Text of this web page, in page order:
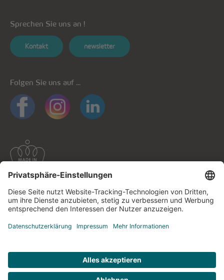
Sprechen Sie uns an !
Kontakt newsletter
Folgen Sie uns auf ...
Allgemeine Informationen
Datenschutz
Kontaktieren Sie uns!